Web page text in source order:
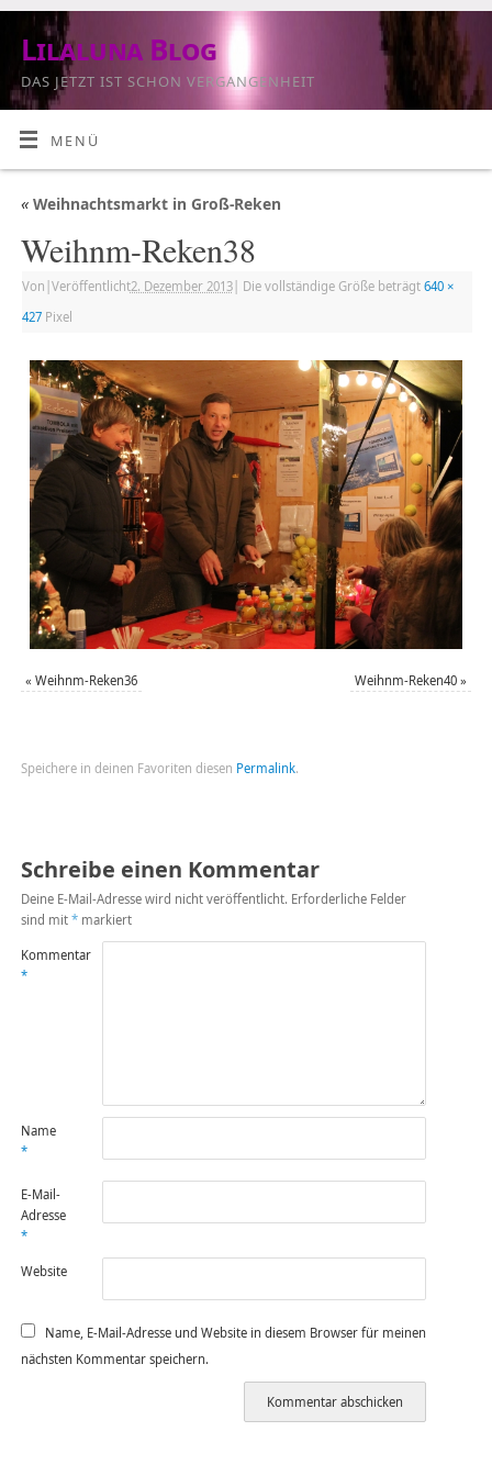
Lilaluna Blog
DAS JETZT IST SCHON VERGANGENHEIT
MENÜ
«Weihnachtsmarkt in Groß-Reken
Weihnm-Reken38
Von Veröffentlicht2. Dezember 2013| Die vollständige Größe beträgt 640 ×
427Pixel
« Weihnm-Reken36 Weihnm-Reken40 »
Speichere in deinen Favoriten diesen Permalink.
Schreibe einen Kommentar
Deine E-Mail-Adresse wird nicht veröffentlicht. Erforderliche Felder
sind mit *markiert
Kommentar
*
Name
*
E-Mail-
Adresse
*
Website
Name, E-Mail-Adresse und Website in diesem Browser für meinen
nächsten Kommentar speichern.